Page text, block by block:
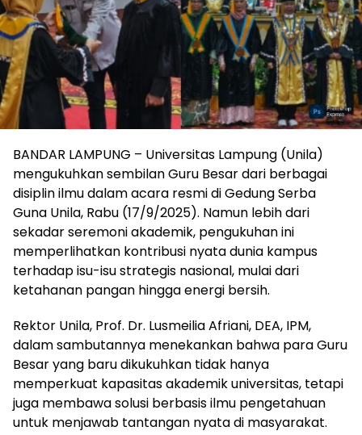
BANDAR LAMPUNG – Universitas Lampung (Unila)
mengukuhkan sembilan Guru Besar dari berbagai
disiplin ilmu dalam acara resmi di Gedung Serba
Guna Unila, Rabu (17/9/2025). Namun lebih dari
sekadar seremoni akademik, pengukuhan ini
memperlihatkan kontribusi nyata dunia kampus
terhadap isu-isu strategis nasional, mulai dari
ketahanan pangan hingga energi bersih.
Rektor Unila, Prof. Dr. Lusmeilia Afriani, DEA, IPM,
dalam sambutannya menekankan bahwa para Guru
Besar yang baru dikukuhkan tidak hanya
memperkuat kapasitas akademik universitas, tetapi
juga membawa solusi berbasis ilmu pengetahuan
untuk menjawab tantangan nyata di masyarakat.